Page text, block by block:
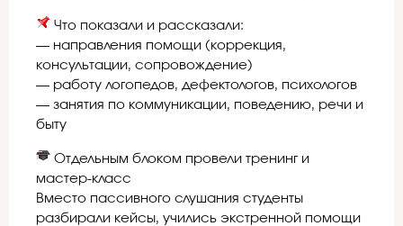
Что показали и рассказали:
— направления помощи (коррекция,
консультации, сопровождение)
— работу логопедов, дефектологов, психологов
— занятия по коммуникации, поведению, речи и
быту
Отдельным блоком провели тренинг и
мастер-класс
Вместо пассивного слушания студенты
разбирали кейсы, учились экстренной помощи